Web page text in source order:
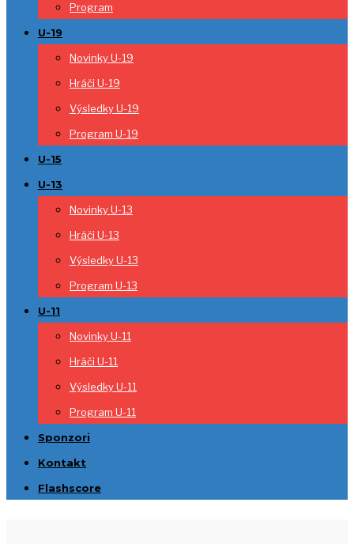
Program
U-19
Novinky U-19
Hráči U-19
Výsledky U-19
Program U-19
U-15
U-13
Novinky U-13
Hráči U-13
Výsledky U-13
Program U-13
U-11
Novinky U-11
Hráči U-11
Výsledky U-11
Program U-11
Sponzori
Kontakt
Flashscore